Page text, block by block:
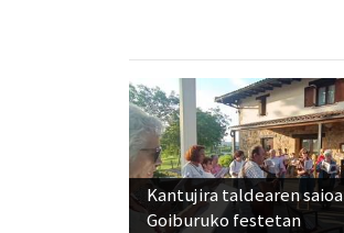
Kantujira taldearen saioa
Goiburuko festetan